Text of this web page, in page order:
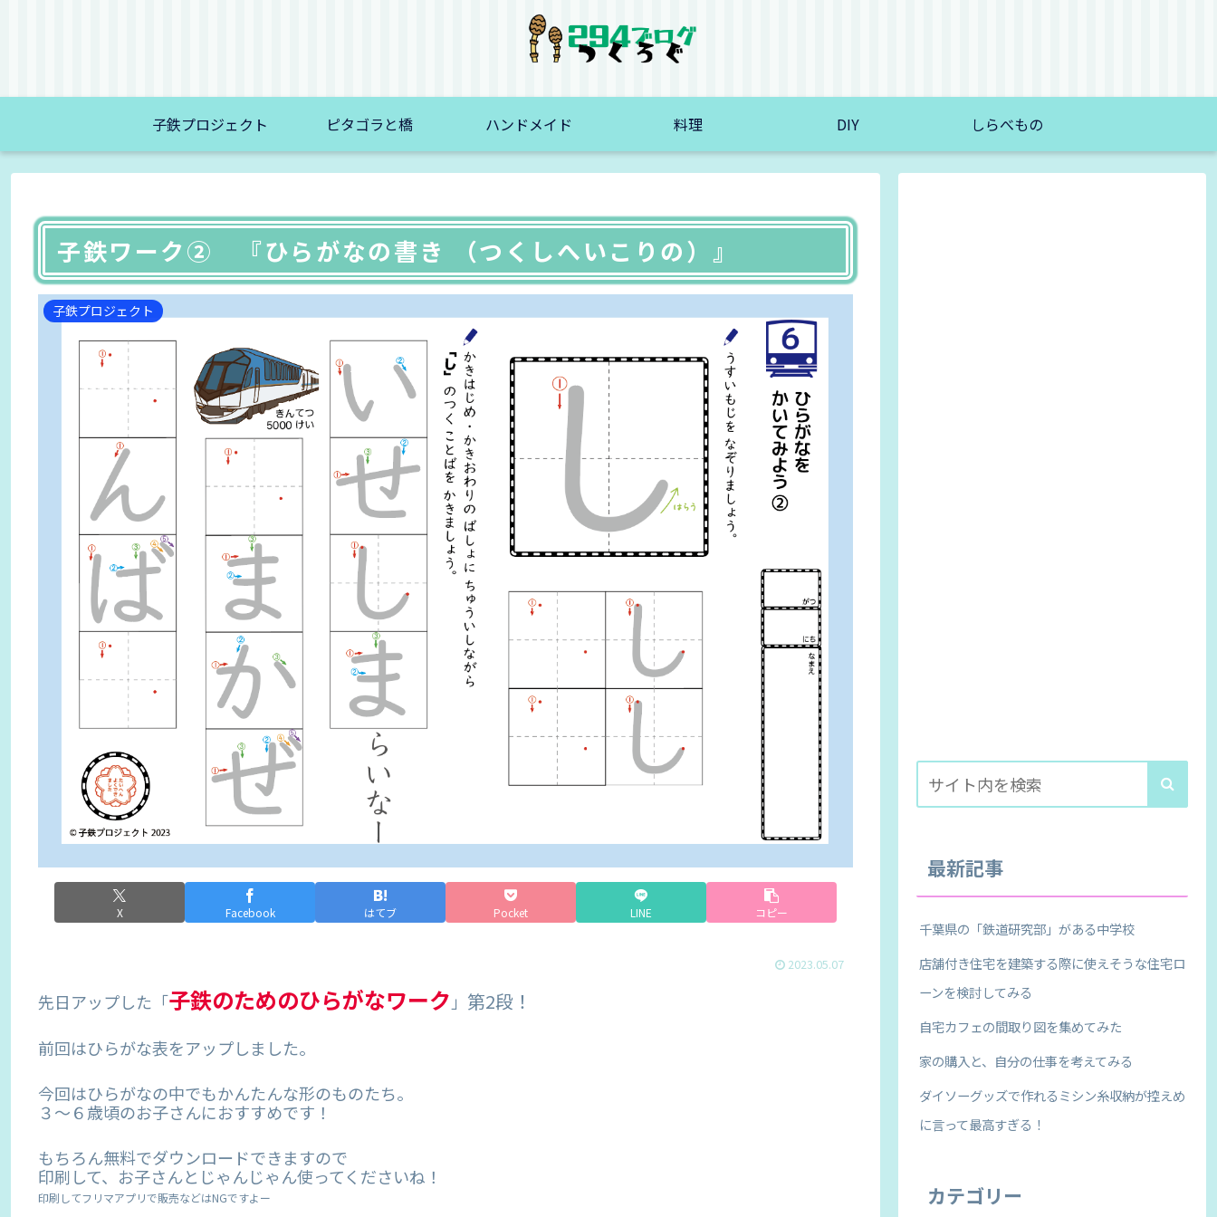
子鉄プロジェクト ピタゴラと橋 ハンドメイド 料理 DIY しらべもの
子鉄ワーク② 『ひらがなの書き （つくしへいこりの）』
子鉄プロジェクト
X Facebook はてブ Pocket LINE コピー
2023.05.07
先日アップした「子鉄のためのひらがなワーク」 第2段！
前回はひらがな表をアップしました。
今回はひらがなの中でもかんたんな形のものたち。
３〜６歳頃のお子さんにおすすめです！
もちろん無料でダウンロードできますので
印刷して、お子さんとじゃんじゃん使ってくださいね！
印刷してフリマアプリで販売などはNGですよー
最新記事
千葉県の「鉄道研究部」がある中学校
店舗付き住宅を建築する際に使えそうな住宅ロ
ーンを検討してみる
自宅カフェの間取り図を集めてみた
家の購入と、自分の仕事を考えてみる
ダイソーグッズで作れるミシン糸収納が控えめ
に言って最高すぎる！
カテゴリー